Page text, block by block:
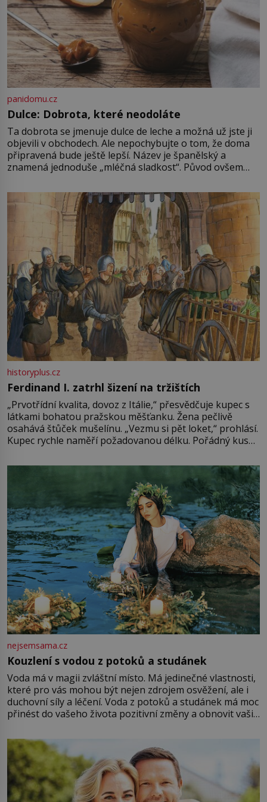
panidomu.cz
Dulce: Dobrota, které neodoláte
Ta dobrota se jmenuje dulce de leche a možná už jste ji
objevili v obchodech. Ale nepochybujte o tom, že doma
připravená bude ještě lepší. Název je španělský a
znamená jednoduše „mléčná sladkost“. Původ ovšem
pře hned několik latinskoamerických zemí a k tomu
Francie, kde se traduje,
historyplus.cz
Ferdinand I. zatrhl šizení na tržištích
„Prvotřídní kvalita, dovoz z Itálie,“ přesvědčuje kupec s
látkami bohatou pražskou měšťanku. Žena pečlivě
osahává štůček mušelínu. „Vezmu si pět loket,“ prohlásí.
Kupec rychle naměří požadovanou délku. Pořádný kus
milostpaní. Stačí jenom na sukni,“ zhodnotí švadlena
množství růžového mušelínu. „Ošidili vás, podívejte.“
nejsemsama.cz
Kouzlení s vodou z potoků a studánek
Voda má v magii zvláštní místo. Má jedinečné vlastnosti,
které pro vás mohou být nejen zdrojem osvěžení, ale i
duchovní síly a léčení. Voda z potoků a studánek má moc
přinést do vašeho života pozitivní změny a obnovit vaši
můžete obohatit své rituály a přinést do svého života
větší harmonii a klid. Je důležité